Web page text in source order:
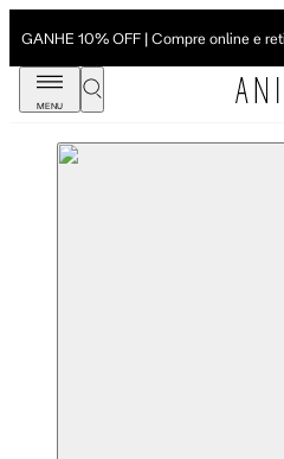
GANHE 10% OFF | Compre online e
MENU